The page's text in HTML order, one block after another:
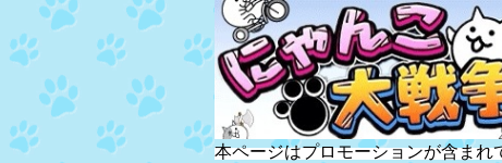
本ページはプロモーションが含まれ